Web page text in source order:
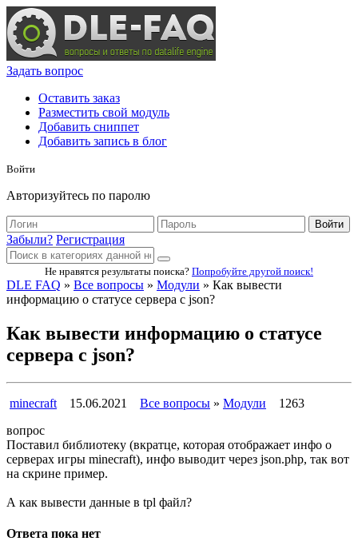
Задать вопрос
Оставить заказ
Разместить свой модуль
Добавить сниппет
Добавить запись в блог
Войти
Авторизуйтесь по паролю
Войти
Забыли? Регистрация
Не нравятся результаты поиска? Попробуйте другой поиск!
DLE FAQ » Все вопросы » Модули » Как вывести
информацию о статусе сервера с json?
Как вывести информацию о статусе
сервера с json?
minecraft 15.06.2021 Все вопросы » Модули
1263
вопрос
Поставил библиотеку (вкратце, которая отображает инфо о
серверах игры minecraft), инфо выводит через json.php, так вот
на скрине пример.
А как вывести данные в tpl файл?
Ответа пока нет